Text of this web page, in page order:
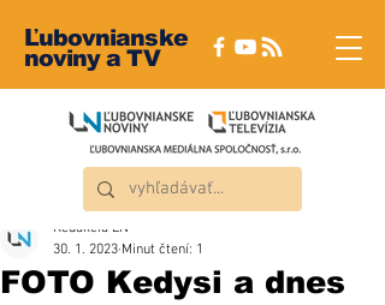
Ľubovnianske
noviny a TV
FOTO Kedysi a dnes
Redakcia ĽN
30. 1. 2023 Minut čtení: 1